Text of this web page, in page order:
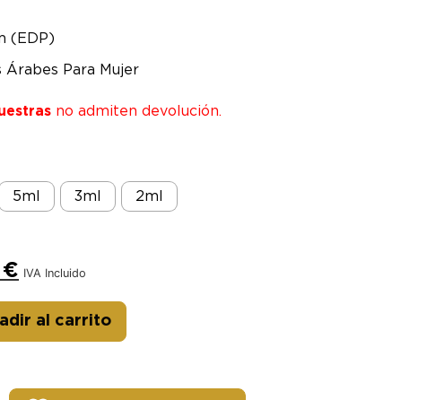
(EDP)
Árabes Para Mujer
no admiten devolución.
5ml 3ml 2ml
€ IVA Incluido
al carrito